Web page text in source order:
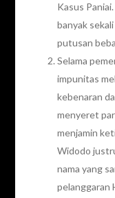
Kasus
banyak
putusan
Selama
impunitas
kebenaran
menyeret
menjamin
Widodo
nama yang
pelanggaran